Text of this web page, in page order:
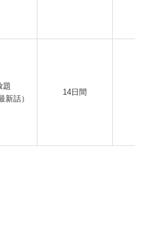
題
新話）
14日間